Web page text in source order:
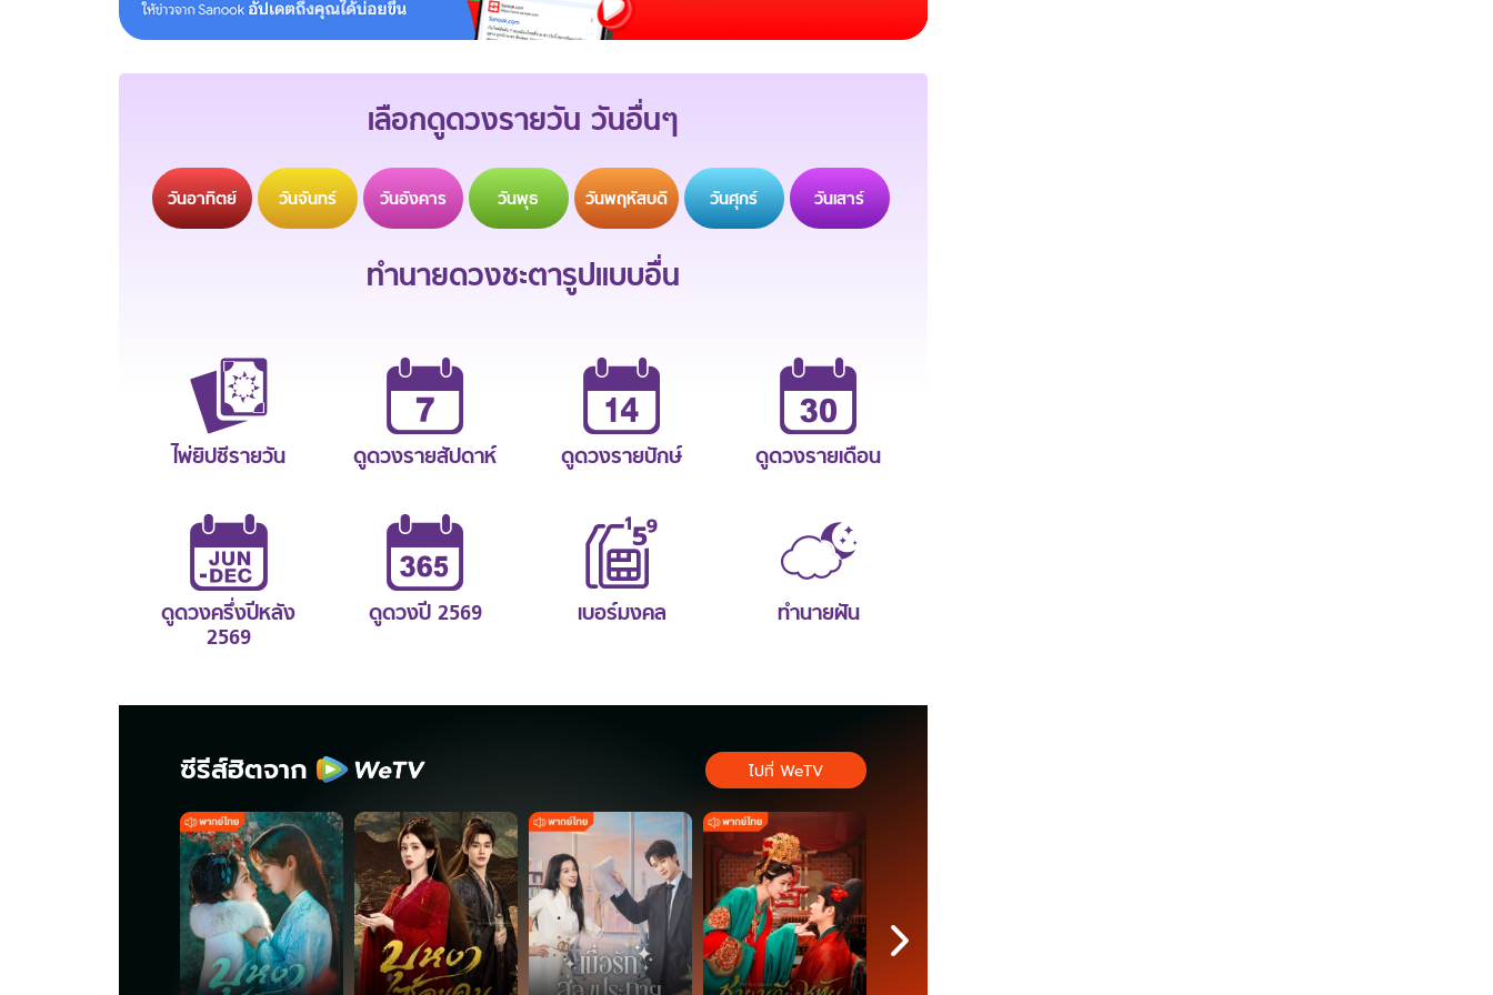
เลือกดูดวงรายวัน วันอื่นๆ
วันอาทิตย์ วันจันทร์ วันอังคาร วันพุธ วันพฤหัสบดี วันศุกร์ วันเสาร์
ทำนายดวงชะตารูปแบบอื่น
ไพ่ยิปซีรายวัน ดูดวงรายสัปดาห์ ดูดวงรายปักษ์ ดูดวงรายเดือน
ดูดวงครึ่งปีหลัง
2569
ดูดวงปี 2569 เบอร์มงคล ทำนายฝัน
ซีรีส์ฮิตจาก ไปที่ WeTV